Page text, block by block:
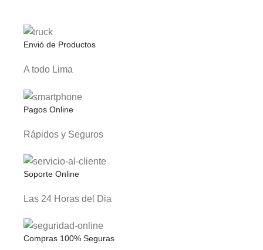
Envió de Productos
A todo Lima
Pagos Online
Rápidos y Seguros
Soporte Online
Las 24 Horas del Dia
Compras 100% Seguras